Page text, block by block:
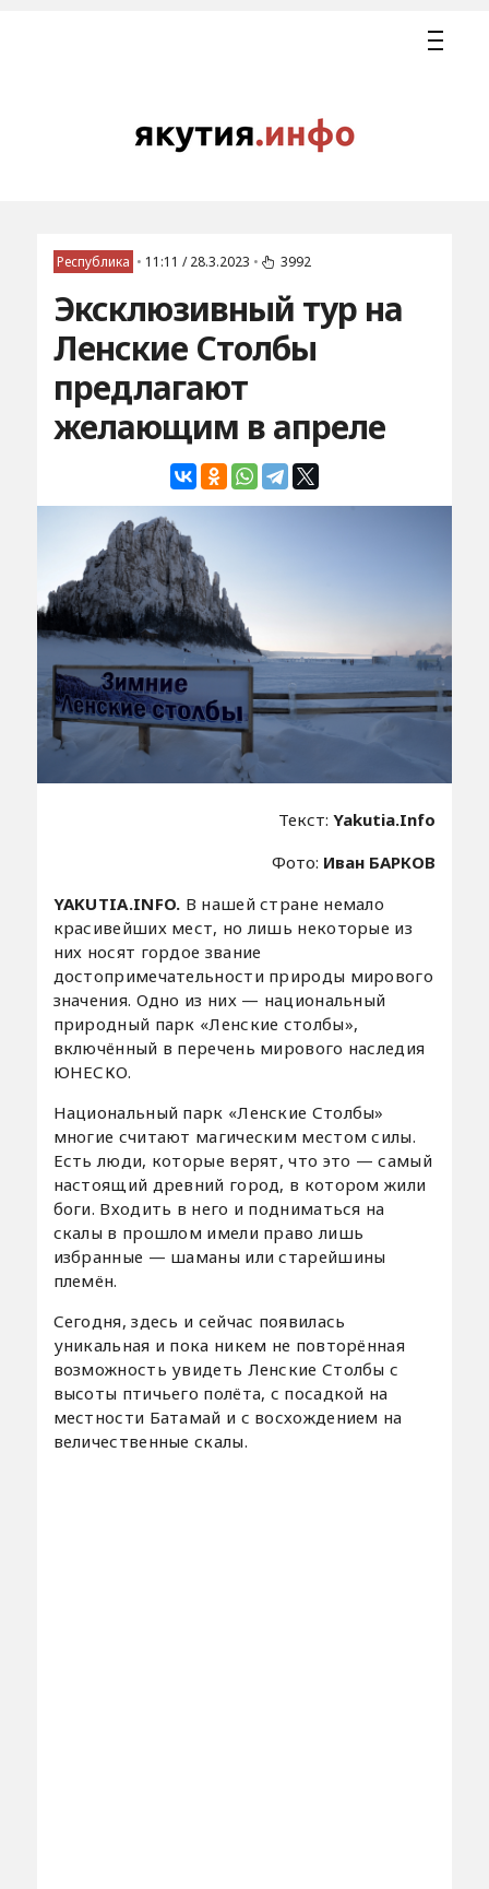
Республика • 11:11 / 28.3.2023 • 3992
Эксклюзивный тур на
Ленские Столбы
предлагают
желающим в апреле
Текст:Yakutia.Info
Фото: Иван БАРКОВ
YAKUTIA.INFO. В нашей стране немало
красивейших мест, но лишь некоторые из
них носят гордое звание
достопримечательности природы мирового
значения. Одно из них — национальный
природный парк «Ленские столбы»,
включённый в перечень мирового наследия
ЮНЕСКО.
Национальный парк «Ленские Столбы»
многие считают магическим местом силы.
Есть люди, которые верят, что это — самый
настоящий древний город, в котором жили
боги. Входить в него и подниматься на
скалы в прошлом имели право лишь
избранные — шаманы или старейшины
племён.
Сегодня, здесь и сейчас появилась
уникальная и пока никем не повторённая
возможность увидеть Ленские Столбы с
высоты птичьего полёта, с посадкой на
местности Батамай и с восхождением на
величественные скалы.